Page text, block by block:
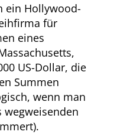
ein Hollywood-
für
eines
US-Dollar, die
Summen
wenn man
wegweisenden